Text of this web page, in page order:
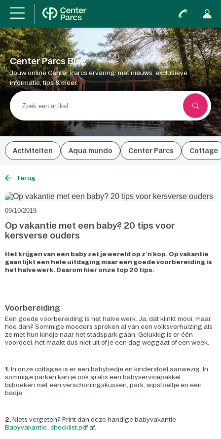
Center Parcs Blog
Jouw online Center Parcs ervaring: met nieuws, exclusieve
informatie, tips & meer.
Activiteiten Aqua mundo Center Parcs Cottage
Terug
09/10/2019
Op vakantie met een baby? 20 tips voor
kersverse ouders
Het krijgen van een baby zet je wereld op z’n kop. Op vakantie
gaan lijkt een hele uitdaging maar een goede voorbereiding is
het halve werk. Daarom hier onze top 20 tips.
Voorbereiding
Een goede voorbereiding is het halve werk. Ja, dat klinkt mooi, maar
hoe dan? Sommige moeders spreken al van een volksverhuizing als
ze met hun kindje naar het stadspark gaan. Gelukkig is er één
voordeel: het maakt dus niet uit of je een dag weggaat of een week.
1.In onze cottages is er een babybedje en kinderstoel aanwezig. In
sommige parken kan je ook gratis een babyservicepakket
bijboeken met een verschoningskussen, park, wipstoeltje en een
badje.
2.Niets vergeten? Print dan deze handige babyvakantie
Babyvakantie_checklist.pdfaf.